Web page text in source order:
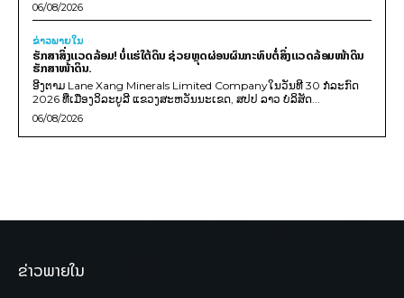
06/08/2026
ຂ່າວພາຍ​ໃນ
ຮັກສາສິ່ງແວດລ້ອມ! ບໍ່ແຮ່ໃຕ້ດິນ ຊ່ວຍຫຼຸດຜ່ອນຜົນກະທົບຕໍ່ສິ່ງແວດລ້ອມໜ້າດິນ
ຮັກສາໜ້າດິນ.
ອີງຕາມ Lane Xang Minerals Limited Companyໃນວັນທີ 30 ກໍລະກົດ
2026 ທີ່ເມືອງວິລະບູລີ ແຂວງສະຫວັນນະເຂດ, ສປປ ລາວ ບໍລິສັດ...
06/08/2026
ຂ່າວພາຍໃນ